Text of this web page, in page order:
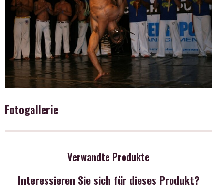
Fotogallerie
Verwandte Produkte
Interessieren Sie sich für dieses Produkt?